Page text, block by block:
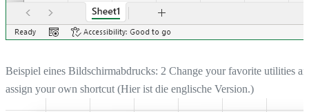
Beispiel eines Bildschirmabdrucks: 2 Change your favorite utilities
assign your own shortcut (Hier ist die englische Version.)